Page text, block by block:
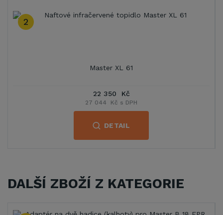
2
Master XL 61
22 350 Kč
27 044 Kč s DPH
DETAIL
DALŠÍ ZBOŽÍ Z KATEGORIE